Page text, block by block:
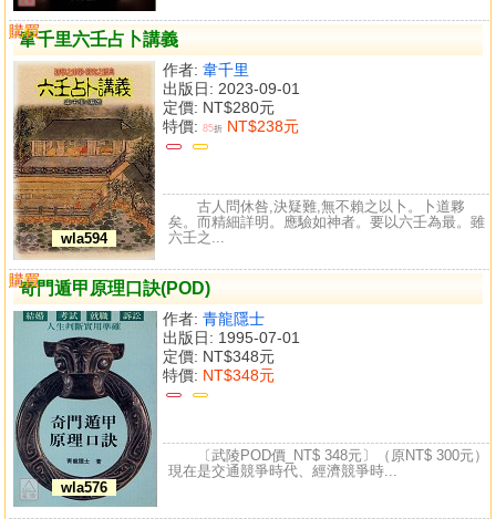
韋千里六壬占卜講義
wla594
作者: 韋千里
出版日: 2023-09-01
定價: NT$280元
特價: 85折 NT$238元
購買
比較
古人問休咎,決疑難,無不賴之以卜。卜道夥
矣。而精細詳明。應驗如神者。要以六壬為最。雖
六壬之...
奇門遁甲原理口訣(POD)
wla576
作者: 青龍隱士
出版日: 1995-07-01
定價: NT$348元
特價: NT$348元
購買
比較
〔武陵POD價_NT$ 348元〕（原NT$ 300元）
現在是交通競爭時代、經濟競爭時...